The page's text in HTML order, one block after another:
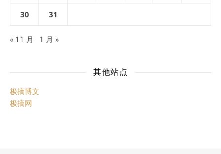
30 31
« 11 月 1 月 »
其他站点
极摘博文
极摘网